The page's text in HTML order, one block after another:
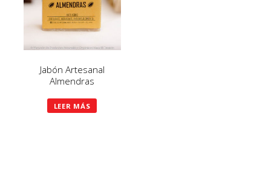
Jabón Artesanal
Almendras
LEER MÁS